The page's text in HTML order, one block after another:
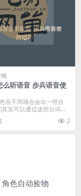
么听语音 步兵语音使
在不同场合会出一些台
实可以通过这些台词来
切位置，因...
2
色自动捡物